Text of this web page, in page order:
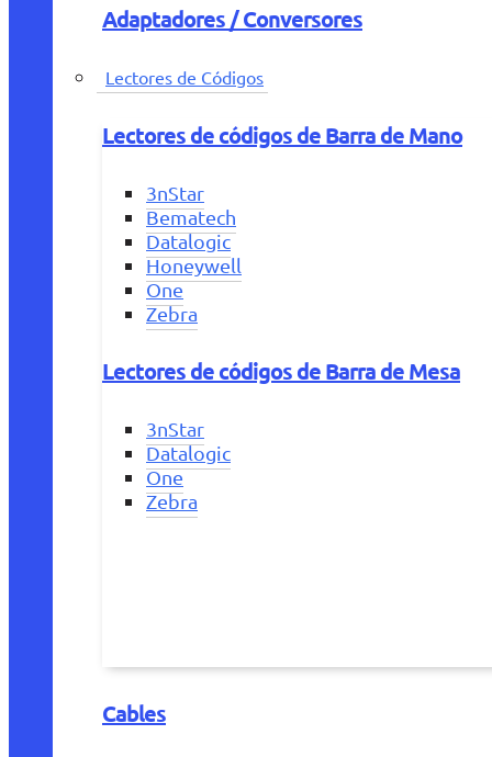
Adaptadores / Conversores
Lectores de Códigos
Lectores de códigos de Barra de Mano
3nStar
Bematech
Datalogic
Honeywell
One
Zebra
Lectores de códigos de Barra de Mesa
3nStar
Datalogic
One
Zebra
Cables